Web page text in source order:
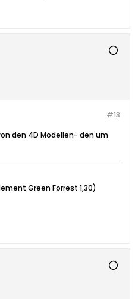
#13
den 4D Modellen- den um
Green Forrest 1,30)